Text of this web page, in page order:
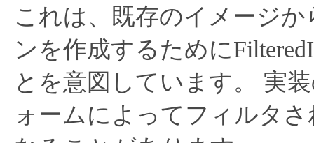
これは、既存のイメージ
ンを作成するために
とを意図しています。
実
ォームによってフィルタ